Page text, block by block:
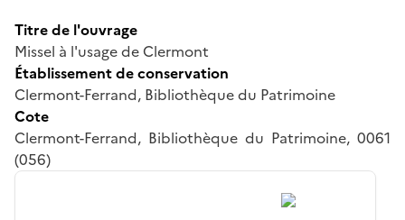
Titre de l'ouvrage
Missel à l'usage de Clermont
Établissement de conservation
Clermont-Ferrand, Bibliothèque du Patrimoine
Cote
Clermont-Ferrand, Bibliothèque du Patrimoine, 0061
(056)